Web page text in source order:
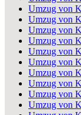
Umzug von
Umzug von
Umzug von
Umzug von
Umzug von
Umzug von
Umzug von
Umzug von
Umzug von
Umzug von